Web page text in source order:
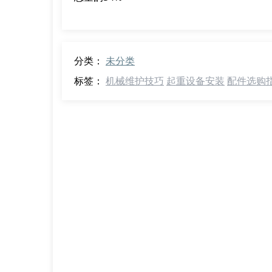
分类： 未分类
标签： 机械维护技巧 起重设备安装 配件选购